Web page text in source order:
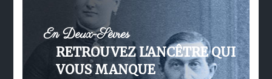
En Deux-Sèvres
RETROUVEZ L'ANCÊTRE QUI
VOUS MANQUE